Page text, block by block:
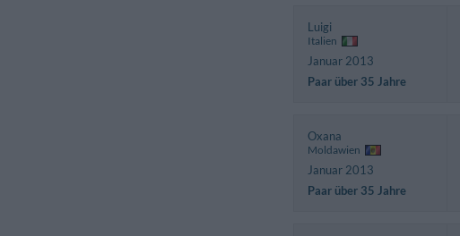
Luigi
Italien
Januar 2013
Paar über 35 Jahre
Oxana
Moldawien
Januar 2013
Paar über 35 Jahre